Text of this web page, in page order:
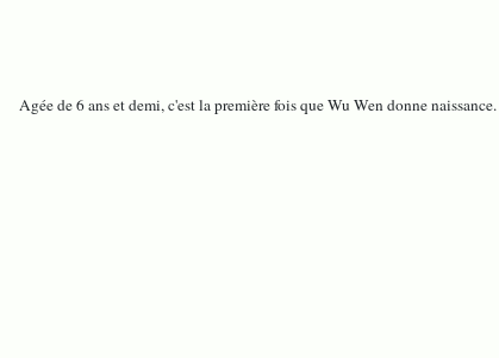
Agée de 6 ans et demi, c'est la première fois que Wu Wen donne naissance.